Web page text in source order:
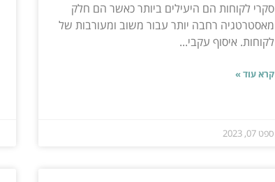
סקרי לקוחות הם היעילים ביותר כאשר הם חלק
מאסטרטגיה רחבה יותר עבור משוב ומעורבות של
לקוחות. איסוף עקבי...
קרא עוד »
ספט 07, 2023